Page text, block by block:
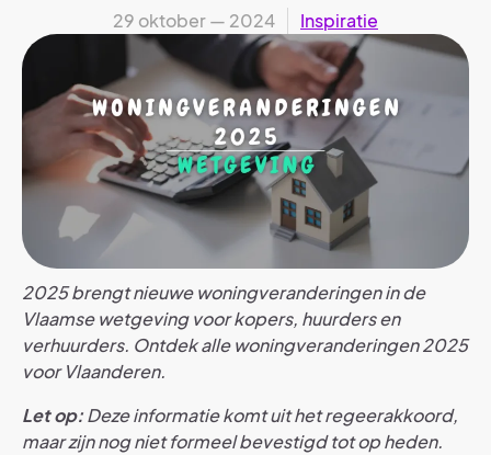
29 oktober — 2024 Inspiratie
2025 brengt nieuwe woningveranderingen in de
Vlaamse wetgeving voor kopers, huurders en
verhuurders. Ontdek alle woningveranderingen 2025
voor Vlaanderen.
Let op:Deze informatie komt uit het regeerakkoord,
maar zijn nog niet formeel bevestigd tot op heden.